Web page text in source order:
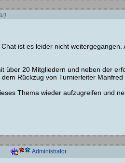
ist es leider nicht
über 20 Mitgliedern und neben der
Rückzug von Turnierleiter
Thema wieder aufzugreifen und
Administrator